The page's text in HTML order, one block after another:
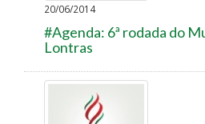
20/06/2014
#Agenda: 6ª rodada do
Lontras